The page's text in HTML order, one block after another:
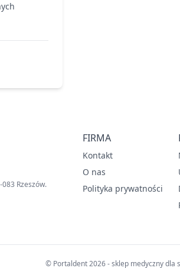
Rzeszów.
FIRMA
Kontakt
O nas
Polityka prywatności
© Portaldent 2026 - sklep medyczny dla